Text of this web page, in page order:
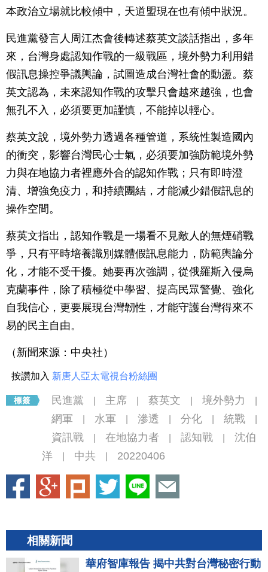
本政治立場就比較傾中，天道盟現在也有傾中狀況。
民進黨發言人周江杰會後轉述蔡英文談話指出，多年
來，台灣身處認知作戰的一級戰區，境外勢力利用錯
假訊息操控爭議輿論，試圖造成台灣社會的動盪。蔡
英文認為，未來認知作戰的攻擊只會越來越強，也會
無孔不入，必須要更加謹慎，不能掉以輕心。
蔡英文說，境外勢力透過各種管道，系統性製造國內
的衝突，影響台灣民心士氣，必須要加強防範境外勢
力與在地協力者裡應外合的認知作戰；只有即時澄
清、增強免疫力，和持續團結，才能減少錯假訊息的
操作空間。
蔡英文指出，認知作戰是一場看不見敵人的無煙硝戰
爭，只有平時培養識別媒體假訊息能力，防範輿論分
化，才能不受干擾。她要再次強調，從俄羅斯入侵烏
克蘭事件，除了積極從中學習、提高民眾警覺、強化
自我信心，更要展現台灣韌性，才能守護台灣得來不
易的民主自由。
（新聞來源：中央社）
按讚加入 新唐人亞太電視台粉絲團
民進黨 主席 蔡英文 境外勢力
網軍 水軍 滲透 分化 統戰
資訊戰 在地協力者 認知戰
沈伯
洋
中共 20220406
相關新聞
華府智庫報告 揭中共對台灣秘密行動